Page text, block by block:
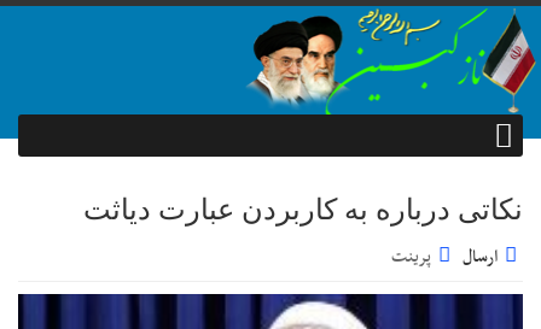
نکاتی درباره به کاربردن عبارت دیاثت
ارسال پرینت